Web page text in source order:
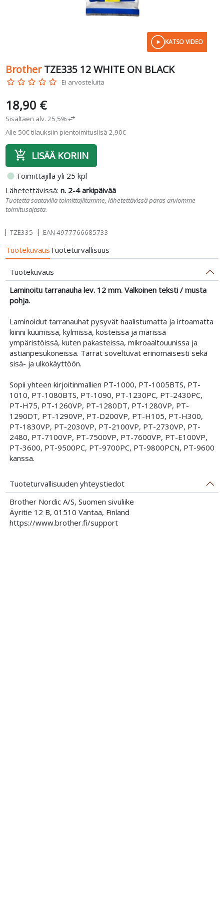
KATSO VIDEO
Brother TZE335 12 WHITE ON BLACK
star_border star_border star_border star_border star_border Ei arvosteluita
18,90 €
Sisältäen alv. 25,5%swap_horiz
Alle 50€ tilauksiin pientoimituslisä 2,90€
add_shopping_cart LISÄÄ KORIIN
fiber_manual_record Toimittajilla yli 25 kpl
Lähetettävissä:n. 2-4 arkipäivää
Tuotetta saatavilla toimittajiltamme, lähetettävissä paras arviomme
toimitusajasta.
TZE335 EAN 4977766685733
TuotekuvausTuoteturvallisuus
Tuotekuvaus
Laminoitu tarranauha lev. 12 mm. Valkoinen teksti / musta
pohja.
Laminoidut tarranauhat pysyvät haalistumatta ja irtoamatta
kiinni kuumissa, kylmissä, kosteissa ja märissä
ympäristöissä, kuten pakasteissa, mikroaaltouunissa ja
astianpesukoneissa. Tarrat soveltuvat erinomaisesti sekä
sisä- ja ulkokäyttöön.
Sopii yhteen kirjoitinmallien PT-1000, PT-1005BTS, PT-
1010, PT-1080BTS, PT-1090, PT-1230PC, PT-2430PC,
PT-H75, PT-1260VP, PT-1280DT, PT-1280VP, PT-
1290DT, PT-1290VP, PT-D200VP, PT-H105, PT-H300,
PT-1830VP, PT-2030VP, PT-2100VP, PT-2730VP, PT-
2480, PT-7100VP, PT-7500VP, PT-7600VP, PT-E100VP,
PT-3600, PT-9500PC, PT-9700PC, PT-9800PCN, PT-9600
kanssa.
Tuoteturvallisuuden yhteystiedot
Brother Nordic A/S, Suomen sivuliike
Äyritie 12 B, 01510 Vantaa, Finland
https://www.brother.fi/support